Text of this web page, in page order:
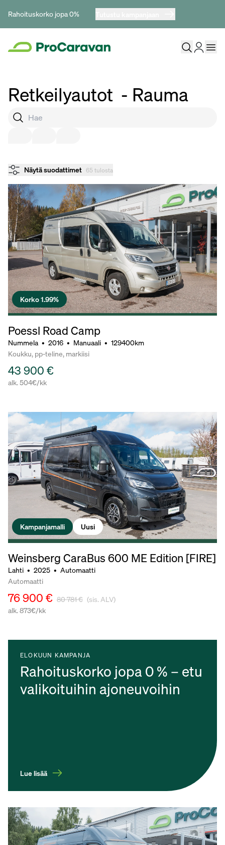
Rahoituskorko jopa 0%
Retkeilyautot - Rauma
Näytä suodattimet 65 tulosta
Korko 1.99%
Poessl Road Camp
Nummela • 2016 • Manuaali • 129400km
Koukku, pp-teline, markiisi
43 900 €
alk. 504€/kk
Kampanjamalli Uusi
Weinsberg CaraBus 600 ME Edition [FIRE]
Lahti • 2025 • Automaatti
Automaatti
76 900 € 80 781 € (sis. ALV)
alk. 873€/kk
ELOKUUN KAMPANJA
Rahoituskorko jopa 0 % – etu
valikoituihin ajoneuvoihin
Lue lisää